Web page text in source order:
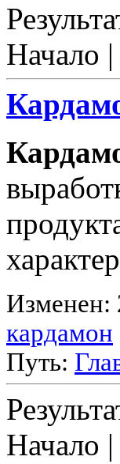
Начало
Изменен:
кардамон
Путь:
Начало